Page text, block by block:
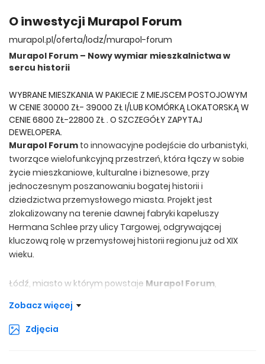
O inwestycji Murapol Forum
murapol.pl/oferta/lodz/murapol-forum
Murapol Forum – Nowy wymiar mieszkalnictwa w
sercu historii
WYBRANE MIESZKANIA W PAKIECIE Z MIEJSCEM POSTOJOWYM
W CENIE 30000 ZŁ- 39000 ZŁ I/LUB KOMÓRKĄ LOKATORSKĄ W
CENIE 6800 ZŁ-22800 ZŁ . O SZCZEGÓŁY ZAPYTAJ
DEWELOPERA.
Murapol Forum to innowacyjne podejście do urbanistyki,
tworzące wielofunkcyjną przestrzeń, która łączy w sobie
życie mieszkaniowe, kulturalne i biznesowe, przy
jednoczesnym poszanowaniu bogatej historii i
dziedzictwa przemysłowego miasta. Projekt jest
zlokalizowany na terenie dawnej fabryki kapeluszy
Hermana Schlee przy ulicy Targowej, odgrywającej
kluczową rolę w przemysłowej historii regionu już od XIX
wieku.
Łódź, miasto w którym powstaje Murapol Forum,
Charakteryzuje się ono dynamicznym rozwojem, bogatym
dziedzictwem przemysłowym i rosnącym sektorem usług.
W ostatnich latach, dzięki inicjatywom takim jak Murapol
Zobacz więcej
Zdjęcia